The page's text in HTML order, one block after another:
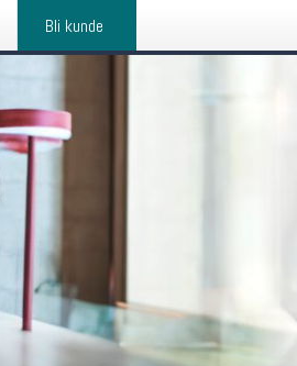
Bli kunde